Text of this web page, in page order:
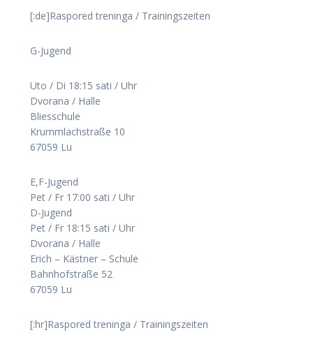
[:de]Raspored treninga / Trainingszeiten
G-Jugend
Uto / Di 18:15 sati / Uhr
Dvorana / Halle
Bliesschule
Krummlachstraße 10
67059 Lu
E,F-Jugend
Pet / Fr 17:00 sati / Uhr
D-Jugend
Pet / Fr 18:15 sati / Uhr
Dvorana / Halle
Erich – Kästner – Schule
Bahnhofstraße 52
67059 Lu
[:hr]Raspored treninga / Trainingszeiten